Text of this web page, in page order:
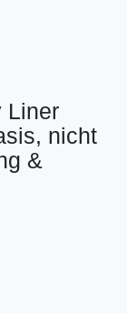
Liner
nicht
&